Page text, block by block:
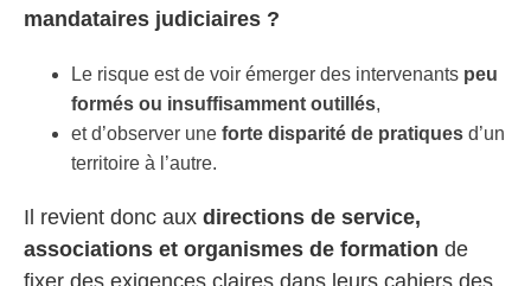
mandataires judiciaires ?
Le risque est de voir émerger des intervenants peu
formés ou insuffisamment outillés,
et d’observer une forte disparité de pratiques d’un
territoire à l’autre.
Il revient donc aux directions de service,
associations et organismes de formation de
fixer des exigences claires dans leurs cahiers des